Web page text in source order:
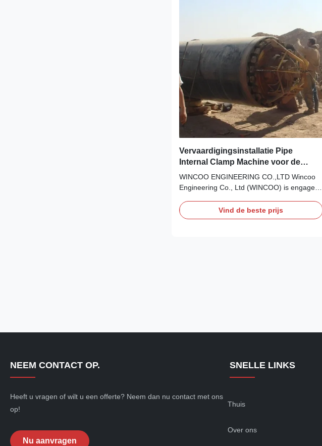
Vervaardigingsinstallatie Pipe
Internal Clamp Machine voor de
bouw van leidingen
WINCOO ENGINEERING CO.,LTD Wincoo
Engineering Co., Ltd (WINCOO) is engaged
solutions/equipment for client, fabricators,
EPC/C companies on pipe fabrication, tank
Vind de beste prijs
NEEM CONTACT OP.
Heeft u vragen of wilt u een offerte? Neem dan nu contact met ons
op!
Nu aanvragen
SNELLE LINKS
Thuis
Over ons